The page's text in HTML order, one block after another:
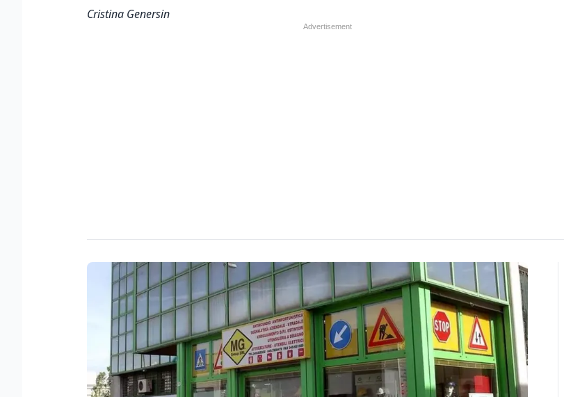
Cristina Genersin